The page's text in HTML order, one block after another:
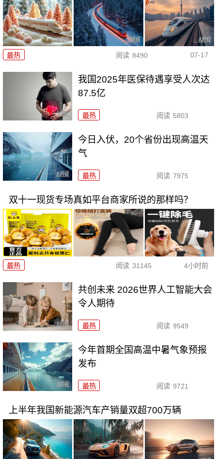
最热 阅读 8490 07-17
我国2025年医保待遇享受人次达
87.5亿
最热 阅读 5803
今日入伏，20个省份出现高温天
气
最热 阅读 7975
双十一现货专场真如平台商家所说的那样吗？
最热 阅读 31145 4小时前
共创未来 2026世界人工智能大会
令人期待
最热 阅读 9549
今年首期全国高温中暑气象预报
发布
最热 阅读 9721
上半年我国新能源汽车产销量双超700万辆